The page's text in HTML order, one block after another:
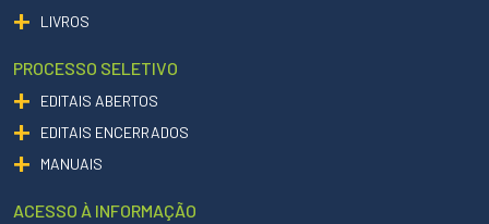
LIVROS
PROCESSO SELETIVO
EDITAIS ABERTOS
EDITAIS ENCERRADOS
MANUAIS
ACESSO À INFORMAÇÃO